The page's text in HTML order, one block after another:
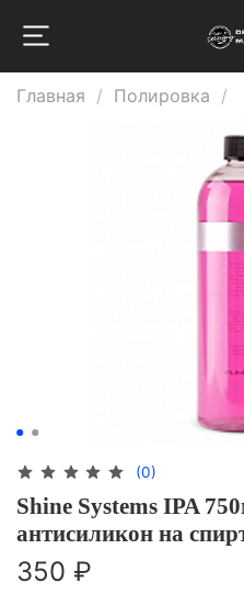
Главная Полировка
(0)
Shine Systems IPA
антисиликон на
350 ₽